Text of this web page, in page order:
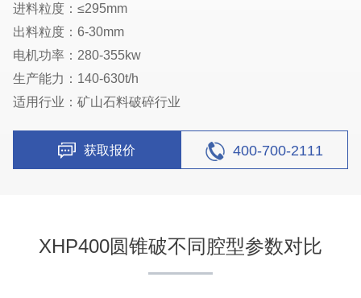
进料粒度：≤295mm
出料粒度：6-30mm
电机功率：280-355kw
生产能力：140-630t/h
适用行业：矿山石料破碎行业
获取报价 400-700-2111
XHP400圆锥破不同腔型参数对比